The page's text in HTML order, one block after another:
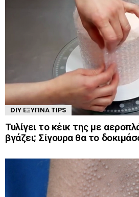
DIY ΈΞΥΠΝΑ TIPS
Τυλίγει το κέικ της με
βγάζει; Σίγουρα θα το